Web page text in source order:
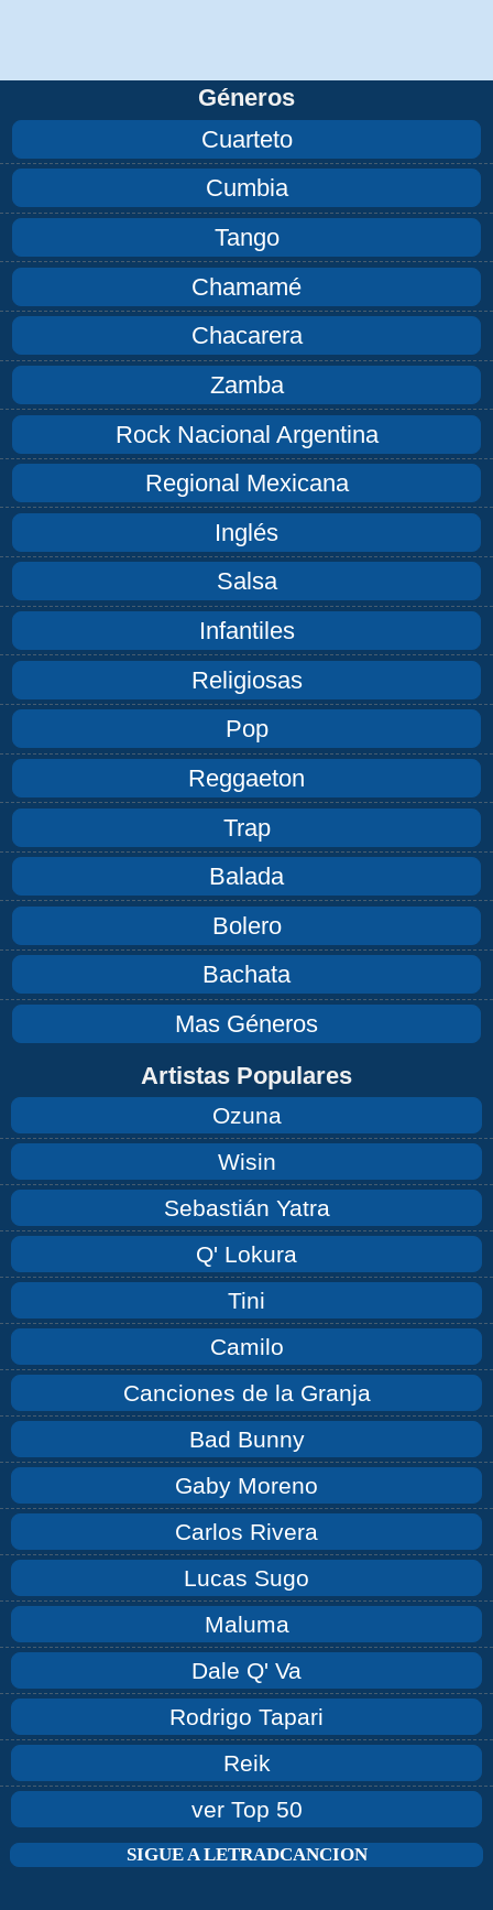
Géneros
Cuarteto
Cumbia
Tango
Chamamé
Chacarera
Zamba
Rock Nacional Argentina
Regional Mexicana
Inglés
Salsa
Infantiles
Religiosas
Pop
Reggaeton
Trap
Balada
Bolero
Bachata
Mas Géneros
Artistas Populares
Ozuna
Wisin
Sebastián Yatra
Q' Lokura
Tini
Camilo
Canciones de la Granja
Bad Bunny
Gaby Moreno
Carlos Rivera
Lucas Sugo
Maluma
Dale Q' Va
Rodrigo Tapari
Reik
ver Top 50
SIGUE A LETRADCANCION